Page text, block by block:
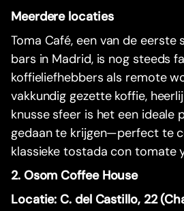
Meerdere locaties
Toma Café, een van de
bars in Madrid, is nog steeds
koffieliefhebbers als remote
vakkundig gezette koffie,
knusse sfeer is het een ideale
gedaan te krijgen—perfect te
klassieke tostada con tomate
2. Osom Coffee House
Locatie: C. del Castillo, 22